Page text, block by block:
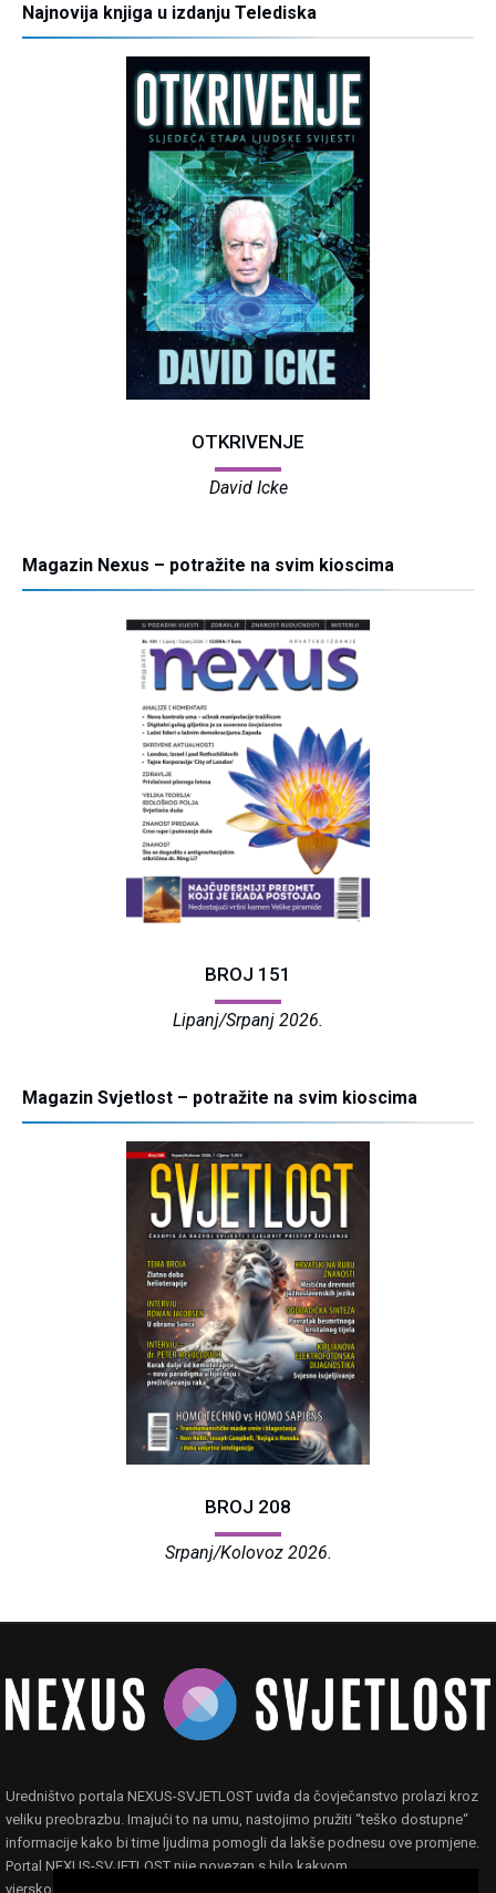
Najnovija knjiga u izdanju Telediska
OTKRIVENJE
David Icke
Magazin Nexus – potražite na svim kioscima
BROJ 151
Lipanj/Srpanj 2026.
Magazin Svjetlost – potražite na svim kioscima
BROJ 208
Srpanj/Kolovoz 2026.
Uredništvo portala NEXUS-SVJETLOST uviđa da čovječanstvo prolazi kroz
veliku preobrazbu. Imajući to na umu, nastojimo pružiti “teško dostupne“
informacije kako bi time ljudima pomogli da lakše podnesu ove promjene.
Portal NEXUS-SVJETLOST nije povezan s bilo kakvom
vjerskom,filozofskom ili političkom ideologijom ili organizacijom.